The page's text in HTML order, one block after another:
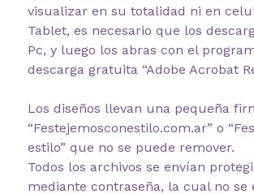
visualizar en su totalidad ni en
Tablet, es necesario que los
Pc, y luego los abras con el
descarga gratuita “Adobe Acrobat
Los diseños llevan una pequeña
“Festejemosconestilo.com.ar” o
estilo” que no se puede remover.
Todos los archivos se envían
mediante contraseña, la cual no se